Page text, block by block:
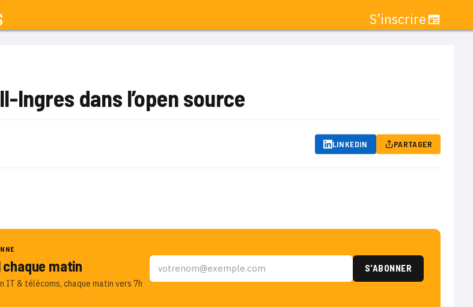
S’inscrire
Ingres dans l’open source
LINKEDIN PARTAGER
matin
IT & télécoms, chaque matin vers 7h